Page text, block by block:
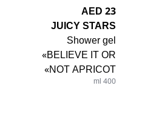
23 AED
JUICY STARS
Shower gel
«BELIEVE IT OR
NOT APRICOT»
400 ml